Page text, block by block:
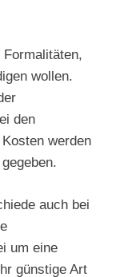
wollen.
den
werden
auch bei
um eine
günstige Art